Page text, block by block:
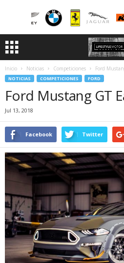
Inicio Noticias Competiciones Ford
NOTICIAS COMPETICIONES FORD
Ford Mustang GT
Jul 13, 2018
Facebook Twitter